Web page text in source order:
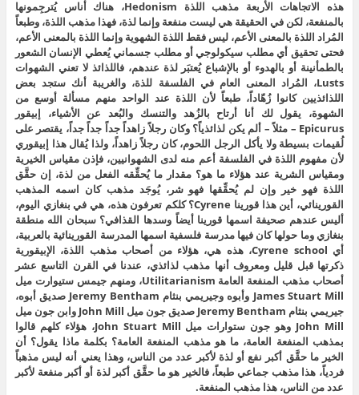
هذه الاتجاهات الأربعة مذهب اللذة Hedonism، هناك أناس يُترجِمونها
بالمنفعة، لكن في الحقيقة هي ليست منفعة وإنما لذة، فهذا مذهب اللذة، وطبعاً
المُراد اللذة بالمعنى الأعم، ليس فقط اللذة الشهوية وإنما اللذة بالمعنى الأعم،
فحتى تحقيق أي مطلب سيكولوجي أو مطلب جسماني يُعطي الإنسان الشعور
بالطمأنينة أو بالهدوء أو بالإشباع يُعتبَر لذة عندهم، فاللذائذ لا تعني الشهوات
Lusts، المُراد المعنى العام في الفلسفة للذة، والغريبة أنك ستجد بعض
اللذائذيين كانوا زُهّاداً، طبعاً لأن اللذة عند الواحد منهم مسألة أوسع من
الشهوة، يقول لك أنا أرتاح بالزُهد والتنسك والبُعد عن الأشياء، إبيقور
Epicurus – مثلاً – ألم يكن لذائذياً؟ وكان رجلاً زاهداً جداً جداً جداً، يقتصر على
لُقيمات بسيطة ولا يأكل الرجل اللحوم، كان رجلاً زاهداً، ولذا يُقال هذا إبيقوري
لأن مفهوم اللذة في الفلسفة أعم منه لدى الشهوانيين، فإذن مقياس الخيرية
ومقياس الشرية عند هؤلاء ما هو؟ مقدار ما يُحقِّقه الفعل من لذة، إن حقَّق
اللذة فهو خير وإن لم يُحقِّقها فهو شر، يُوجَد مذهب كان اسمه المذهب
القورينائي، أين هذا قورينا Cyrene؟ كلكم تعرفون هذه، هي في بنغازي اليوم،
أليس عندهم صحيفة اسمها قورينا أيضاً وسدها القذافي؟ سبحان الله منطقة
بنغازي وما حولها كان فيها مدرسة فلسفية اسمها المدرسة القورينائية بالعربية،
أي Cyrene school، هذه هي، هؤلاء من أصحاب مذهب اللذة، الإبيقورية
ذكرتها قبل قليل ومعروف أنها مذهب لذائذي، عندنا في القرن التاسع عشر
أصحاب مذهب المنفعة العامة Utilitarianism، ومنهم جيمس ستيوارت ميل
James Stuart Mill وأبوه وجيريمي بنثام Jeremy Bentham صديق أبوه،
جيريمي بنثام Jeremy Bentham صديق جون ميل John Mill وابن جون ميل
John Mill وهو جون ستوارات ميل John Stuart Mill، هؤلاء كلهم قالوا
بمذهب المنفعة العامة، ما هو مذهب المنفعة العامة؟ بكلمة ماذا يقول؟ أن
الخير ما حقَّق أكبر نفع أو لذة لأكبر عدد من الناس، وهذا يعني أنه ليس مذهباً
فردياً، هذا مذهب جماعي طبعاً، فالخير هو ما حقَّق أكبر لذة أو أكبر منفعة لأكبر
عدد من الناس، هذا مذهب المنفعة.